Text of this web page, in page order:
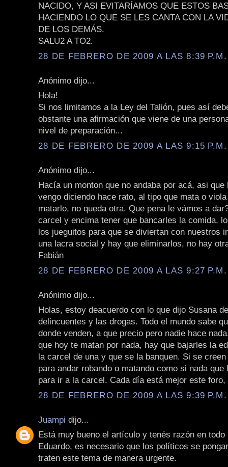
NACIDO, Y ASI EVITARÍAMOS QUE ESTOS
HACIENDO LO QUE SE LES CANTA CON LA
DE LOS DEMÁS.
SALU2 A TO2.
28 DE FEBRERO DE 2009 A LAS 8:39 P.M.
Anónimo dijo...
Hola!
Si nos limitamos a la Ley del Talión, pues así
obstante una afirmación que viene de una
nivel de preparación...
28 DE FEBRERO DE 2009 A LAS 9:15 P.M.
Anónimo dijo...
Hacía un monton que no andaba por acá, asi que
vengo diciendo hace rato, al tipo que mata o
matarlo, no queda otra. Que pena le vámos a
carcel y encima tener que bancarles la comida,
los jueguitos para que se diviertan con nuestros
una lacra social y hay que eliminarlos, no hay
Fabián
28 DE FEBRERO DE 2009 A LAS 9:27 P.M.
Anónimo dijo...
Holas, estoy deacuerdo con lo que dijo Susana
delincuentes y las drogas. Todo el mundo sabe
donde venden, a que precio pero nadie hace
que hoy te matan por nada, hay que bajarles la
la carcel de una y que se la banquen. Si se
para andar robando o matando como si nada que
para ir a la carcel. Cada día está mejor este foro,
28 DE FEBRERO DE 2009 A LAS 9:39 P.M.
Juampi dijo...
Está muy bueno el artículo y tenés razón en
Eduardo, es necesario que los políticos se
traten este tema de manera urgente.